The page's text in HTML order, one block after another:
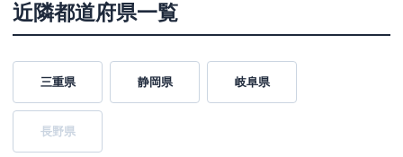
近隣都道府県一覧
三重県 静岡県 岐阜県
長野県